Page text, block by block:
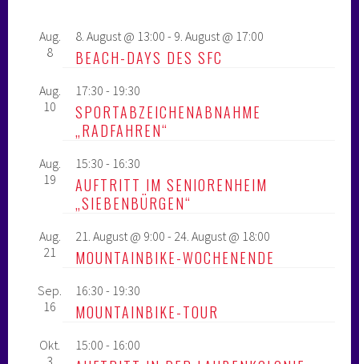
Aug.
8
8. August @ 13:00 - 9. August @ 17:00
BEACH-DAYS DES SFC
Aug.
10
17:30 - 19:30
SPORTABZEICHENABNAHME
„RADFAHREN“
Aug.
19
15:30 - 16:30
AUFTRITT IM SENIORENHEIM
„SIEBENBÜRGEN“
Aug.
21
21. August @ 9:00 - 24. August @ 18:00
MOUNTAINBIKE-WOCHENENDE
Sep.
16
16:30 - 19:30
MOUNTAINBIKE-TOUR
Okt.
15:00 - 16:00